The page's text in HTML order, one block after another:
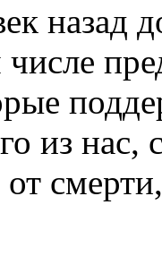
назад
из нас,